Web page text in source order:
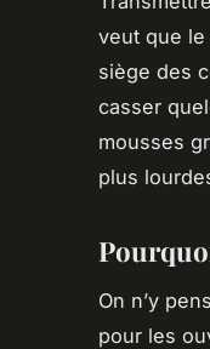
veut que
siège des
casser
mousses
plus
On n’y
pour les